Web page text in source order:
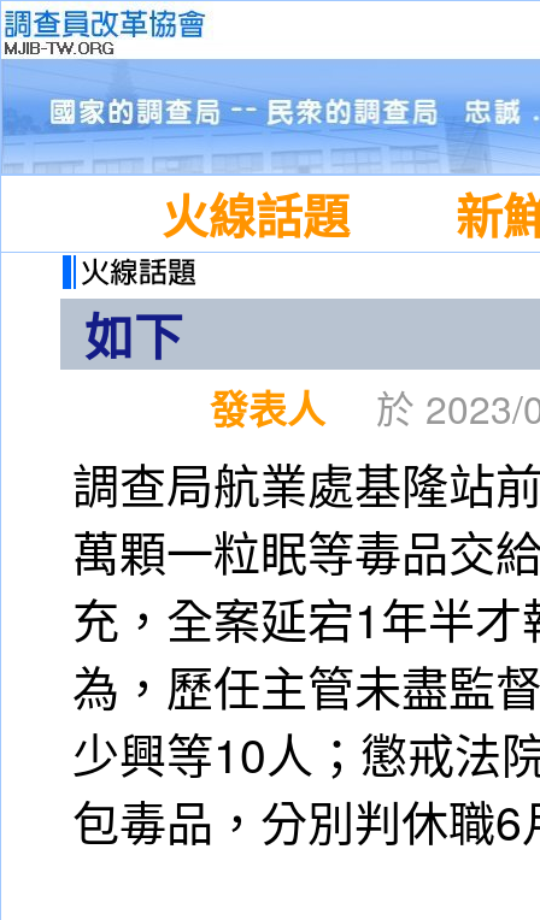
火線話題 新
如下
發表人 於 2023/
調查局航業處基隆站
萬顆一粒眠等毒品交
充，全案延宕1年半
為，歷任主管未盡監
少興等10人；懲戒法
包毒品，分別判休職